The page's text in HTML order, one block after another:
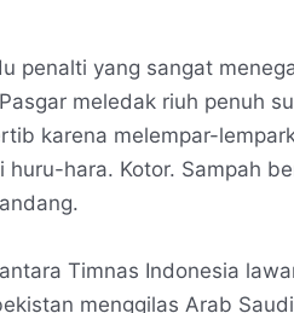
penalti yang sangat
meledak riuh penuh
karena melempar-
hara. Kotor. Sampah
Timnas Indonesia
menggilas Arab